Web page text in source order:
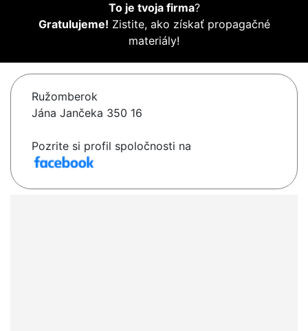
To je tvoja firma?
Gratulujeme! Zistite, ako získať propagačné
materiály!
Ružomberok
Jána Jančeka 350 16
Pozrite si profil spoločnosti na